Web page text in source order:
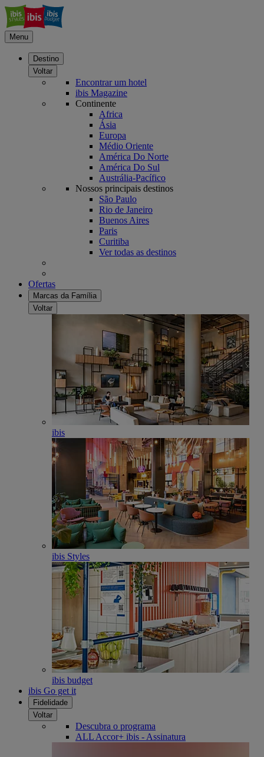
Menu
Destino
Voltar
Encontrar um hotel
ibis Magazine
Continente
Africa
Ásia
Europa
Médio Oriente
América Do Norte
América Do Sul
Austrália-Pacífico
Nossos principais destinos
São Paulo
Rio de Janeiro
Buenos Aires
Paris
Curitiba
Ver todas as destinos
Ofertas
Marcas da Família
Voltar
ibis
ibis Styles
ibis budget
ibis Go get it
Fidelidade
Voltar
Descubra o programa
ALL Accor+ ibis - Assinatura